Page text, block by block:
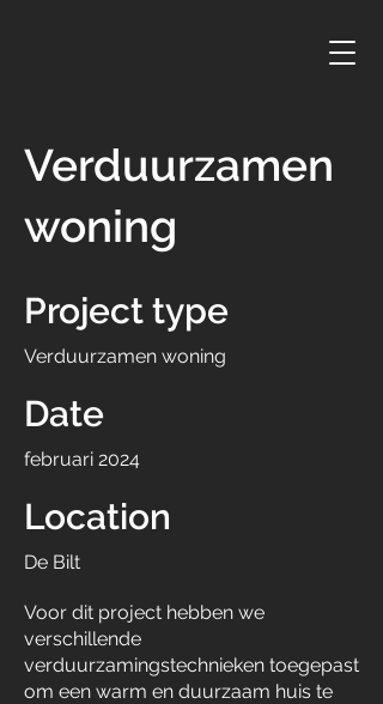
Verduurzamen
woning
Project type
Verduurzamen woning
Date
februari 2024
Location
De Bilt
Voor dit project hebben we
verschillende
verduurzamingstechnieken toegepast
om een warm en duurzaam huis te